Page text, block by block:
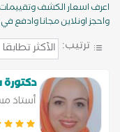
اعرف اسعار الكشف
واحجز اونلاين مجانا وادفع
ترتيب:
أستاذ
طب - قصر